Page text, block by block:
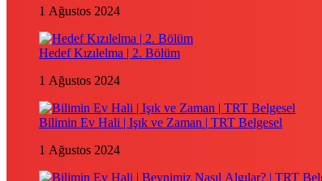
1 Ağustos 2024
Hedef Kızılelma | 2. Bölüm
1 Ağustos 2024
Bilimin Ev Hali | Işık ve Zaman | TRT Belgesel
1 Ağustos 2024